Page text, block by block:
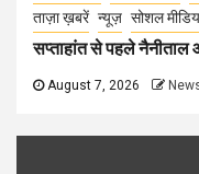
ताज़ा ख़बरें न्यूज़ सोशल
सप्ताहांत से पहले नैनीताल
August 7, 2026